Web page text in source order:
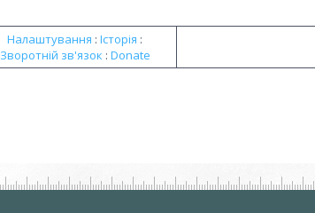
Налаштування : Історія :
Зворотній зв'язок : Donate